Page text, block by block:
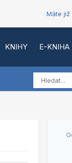
Máte již
KNIHY E-KNIHA